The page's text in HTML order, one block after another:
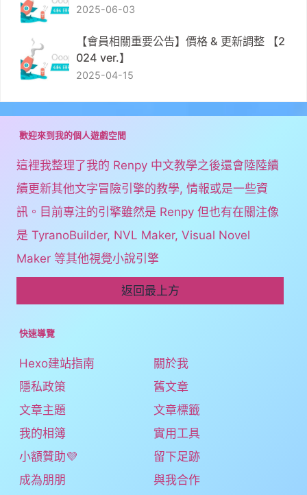
2025-06-03
【會員相關重要公告】價格 & 更新調整 【2
024 ver.】
2025-04-15
歡迎來到我的個人遊戲空間
這裡我整理了我的 Renpy 中文教學之後還會陸陸續
續更新其他文字冒險引擎的教學, 情報或是一些資
訊。目前專注的引擎雖然是 Renpy 但也有在關注像
是 TyranoBuilder, NVL Maker, Visual Novel
Maker 等其他視覺小說引擎
返回最上方
快速導覽
Hexo建站指南
關於我
隱私政策
舊文章
文章主題
文章標籤
我的相簿
實用工具
小額贊助💜
留下足跡
成為朋朋
與我合作